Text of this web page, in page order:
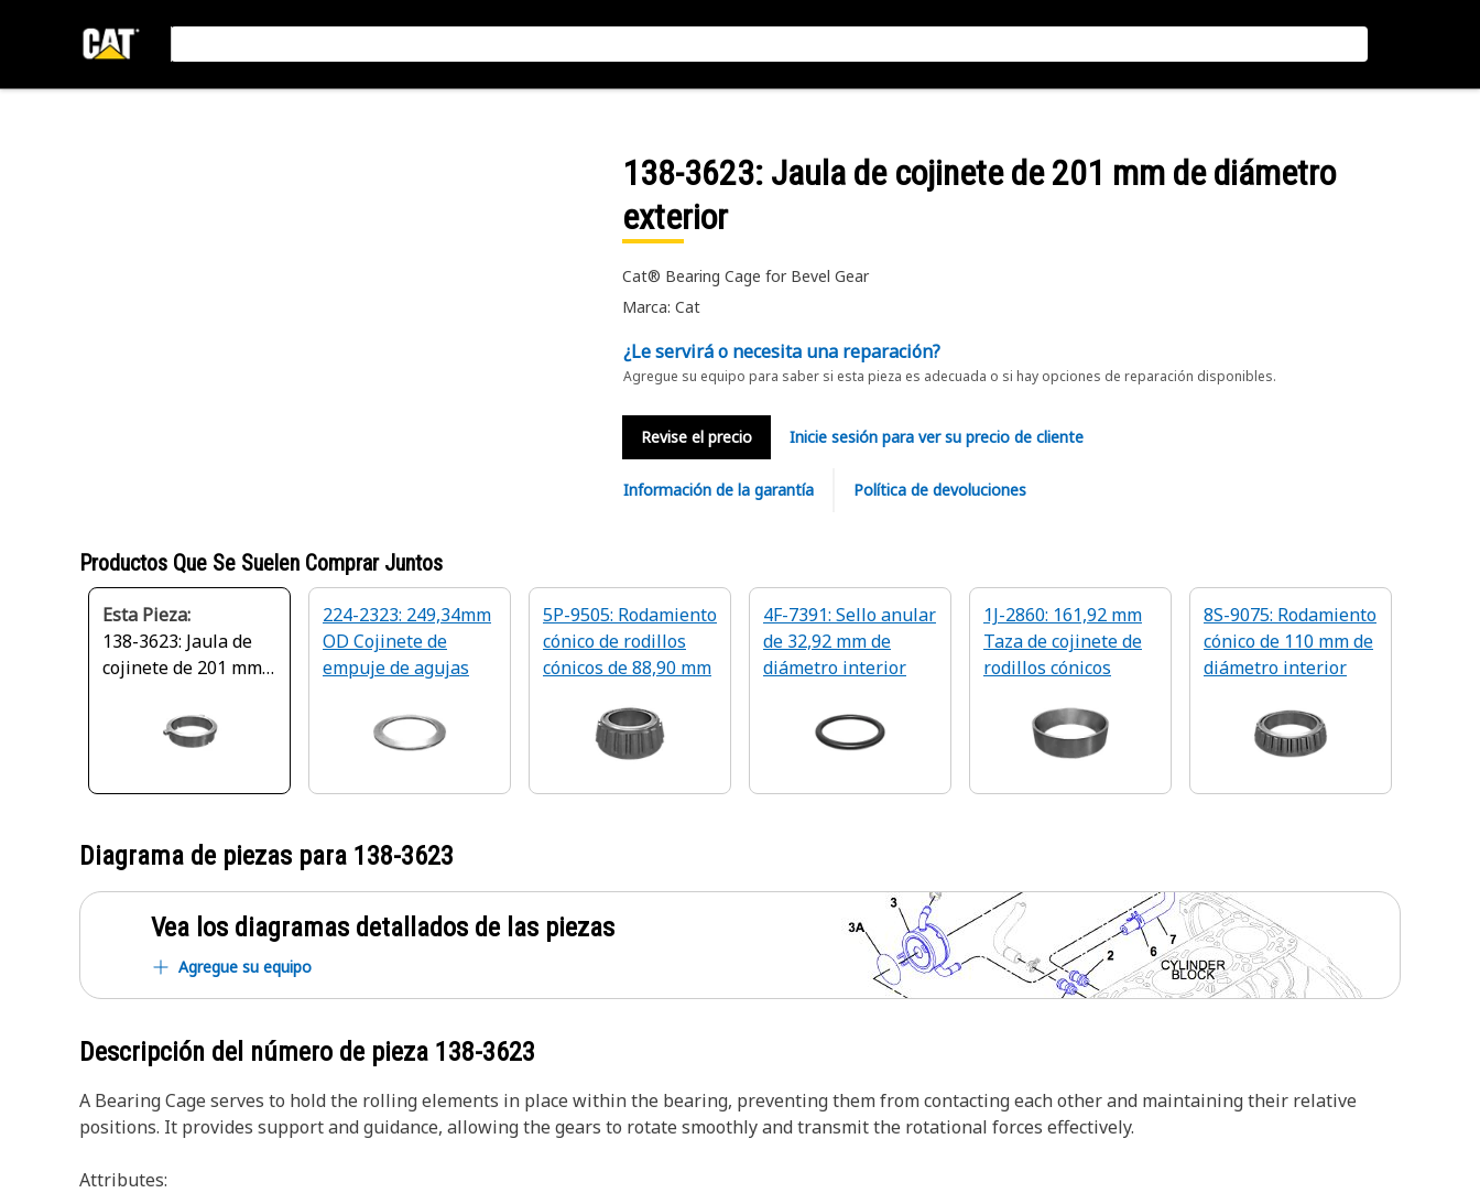
138-3623: Jaula de cojinete de 201 mm de diámetro
exterior
Cat® Bearing Cage for Bevel Gear
Marca: Cat
¿Le servirá o necesita una reparación?
Agregue su equipo para saber si esta pieza es adecuada o si hay opciones de reparación disponibles.
Revise el precio Inicie sesión para ver su precio de cliente
Información de la garantía Política de devoluciones
Productos Que Se Suelen Comprar Juntos
Esta Pieza:
138-3623: Jaula de
cojinete de 201 mm
224-2323: 249,34mm
OD Cojinete de
empuje de agujas
5P-9505: Rodamiento
cónico de rodillos
cónicos de 88,90 mm
4F-7391: Sello anular
de 32,92 mm de
diámetro interior
1J-2860: 161,92 mm
Taza de cojinete de
rodillos cónicos
8S-9075: Rodamiento
cónico de 110 mm de
diámetro interior
Diagrama de piezas para 138-3623
Vea los diagramas detallados de las piezas
Agregue su equipo
Descripción del número de pieza 138-3623
A Bearing Cage serves to hold the rolling elements in place within the bearing, preventing them from contacting each other and maintaining their relative
positions. It provides support and guidance, allowing the gears to rotate smoothly and transmit the rotational forces effectively.
Attributes: